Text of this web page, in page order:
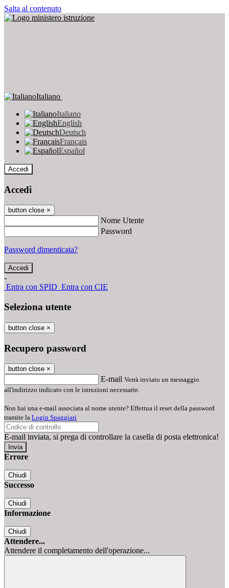
Salta al contenuto
Italiano
Italiano
English
Deutsch
Français
Español
Accedi
Accedi
button close ×
Nome Utente
Password
Password dimenticata?
-
Entra con SPID Entra con CIE
Seleziona utente
button close ×
Recupero password
button close ×
E-mail Verrà inviato un messaggio
all'indirizzo indicato con le istruzioni necessarie.
Non hai una e-mail associata al nome utente? Effettua il reset della password
tramite la Login Spaggiari
E-mail inviata, si prega di controllare la casella di posta elettronica!
Errore
Chiudi
Successo
Chiudi
Informazione
Chiudi
Attendere...
Attendere il completamento dell'operazione...